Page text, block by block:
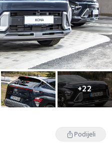
+22
Podijeli